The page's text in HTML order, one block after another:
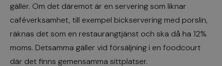
gäller. Om det däremot är en servering som liknar
caféverksamhet, till exempel bickservering med porslin,
räknas det som en restaurangtjänst och ska då ha 12%
moms. Detsamma gäller vid försäljning i en foodcourt
där det finns gemensamma sittplatser.